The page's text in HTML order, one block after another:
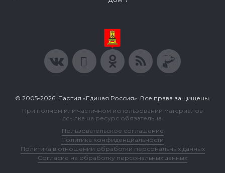
© 2005-2026, Партия «Единая Россия». Все права защищены.
При полном или частичном использовании материалов
ссылка на ресурс обязательна.
Пользовательское соглашение
Политика конфиденциальности
Политика в отношении обработки персональных данных
Согласие на обработку персональных данных